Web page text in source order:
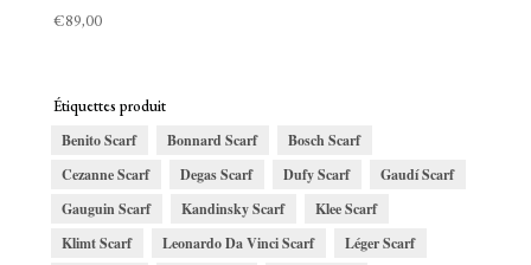
€89,00
Étiquettes produit
Benito Scarf
Bonnard Scarf
Bosch Scarf
Cezanne Scarf
Degas Scarf Dufy Scarf
Gaudí Scarf
Gauguin Scarf
Kandinsky Scarf
Klee Scarf
Klimt Scarf
Leonardo Da Vinci Scarf
Léger Scarf